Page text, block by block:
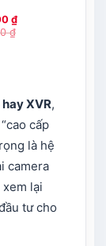
₫
₫
XVR,
cấp
là hệ
camera
xem lại
tư cho